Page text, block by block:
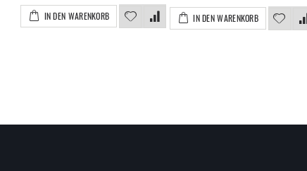
IN DEN WARENKORB IN DEN WARENKORB